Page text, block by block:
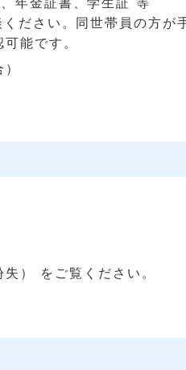
ださい。同世帯員の方が
能です。
） をご覧ください。